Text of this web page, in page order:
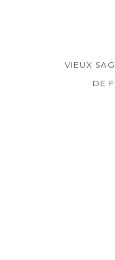
VIEUX
DE